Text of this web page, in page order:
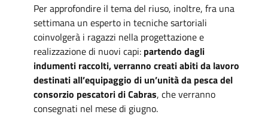
Per approfondire il tema del riuso, inoltre, fra una
settimana un esperto in tecniche sartoriali
coinvolgerà i ragazzi nella progettazione e
realizzazione di nuovi capi: partendo dagli
indumenti raccolti, verranno creati abiti da lavoro
destinati all’equipaggio di un’unità da pesca del
consorzio pescatori di Cabras, che verranno
consegnati nel mese di giugno.